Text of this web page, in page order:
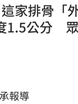
家排骨「
1.5公分
報導